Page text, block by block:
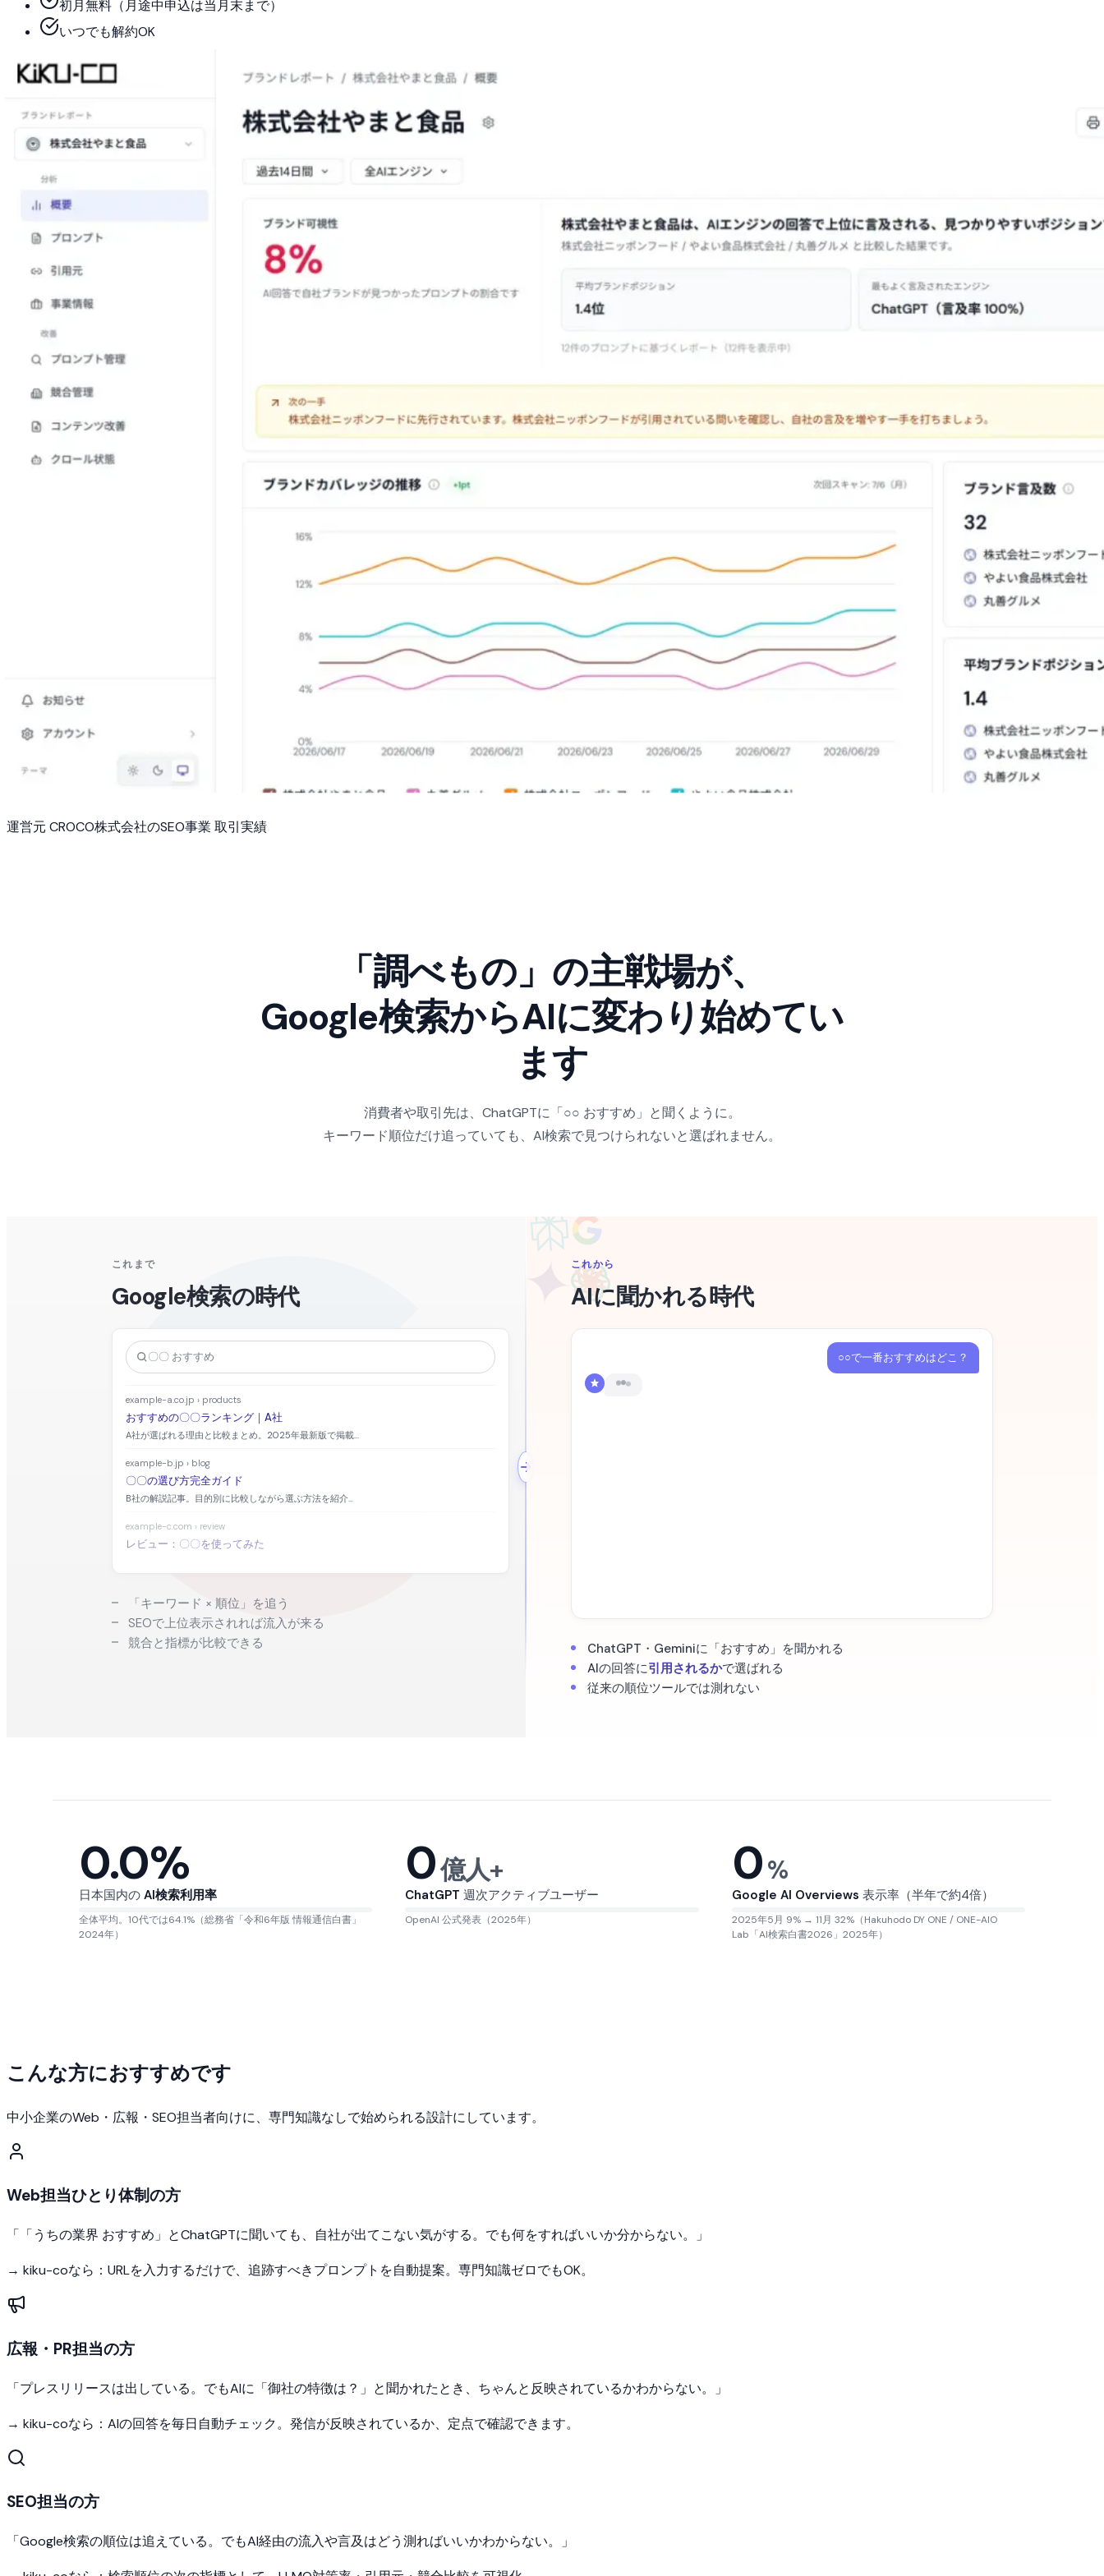
初月無料（月途中申込は当月末まで）
いつでも解約OK
運営元 CROCO株式会社のSEO事業 取引実績
「調べもの」の主戦場が、
Google検索からAIに変わり始めてい
ます
消費者や取引先は、ChatGPTに「○○ おすすめ」と聞くように。
キーワード順位だけ追っていても、AI検索で見つけられないと選ばれません。
これまで
Google検索の時代
〇〇 おすすめ
example-a.co.jp › products
おすすめの〇〇ランキング｜A社
A社が選ばれる理由と比較まとめ。2025年最新版で掲載...
example-b.jp › blog
〇〇の選び方完全ガイド
B社の解説記事。目的別に比較しながら選ぶ方法を紹介...
example-c.com › review
レビュー：〇〇を使ってみた
「キーワード × 順位」を追う
SEOで上位表示されれば流入が来る
競合と指標が比較できる
これから
AIに聞かれる時代
○○で一番おすすめはどこ？
ChatGPT・Geminiに「おすすめ」を聞かれる
AIの回答に引用されるかで選ばれる
従来の順位ツールでは測れない
0.0%
日本国内の AI検索利用率
全体平均。10代では64.1%（総務省「令和6年版 情報通信白書」
2024年）
0億人+
ChatGPT 週次アクティブユーザー
OpenAI 公式発表（2025年）
0%
Google AI Overviews 表示率（半年で約4倍）
2025年5月 9% → 11月 32%（Hakuhodo DY ONE / ONE-AIO
Lab「AI検索白書2026」2025年）
こんな方におすすめです
中小企業のWeb・広報・SEO担当者向けに、専門知識なしで始められる設計にしています。
Web担当ひとり体制の方
「 「うちの業界 おすすめ」とChatGPTに聞いても、自社が出てこない気がする。でも何をすればいいか分からない。 」
→ kiku-coなら： URLを入力するだけで、追跡すべきプロンプトを自動提案。専門知識ゼロでもOK。
広報・PR担当の方
「プレスリリースは出している。でもAIに「御社の特徴は？」と聞かれたとき、ちゃんと反映されているかわからない。 」
→ kiku-coなら： AIの回答を毎日自動チェック。発信が反映されているか、定点で確認できます。
SEO担当の方
「Google検索の順位は追えている。でもAI経由の流入や言及はどう測ればいいかわからない。 」